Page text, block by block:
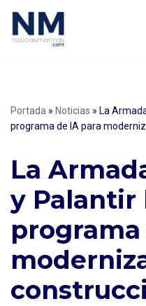
Saltar
Portada » Noticias » La
programa de IA para
La
y Palantir
programa